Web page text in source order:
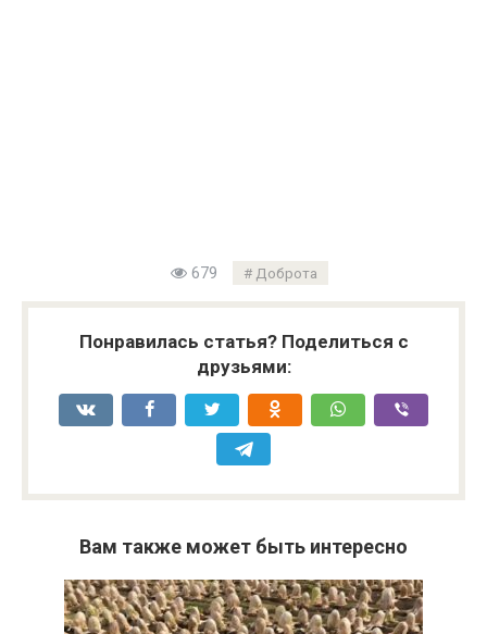
679 Доброта
Понравилась статья? Поделиться с
друзьями:
Вам также может быть интересно